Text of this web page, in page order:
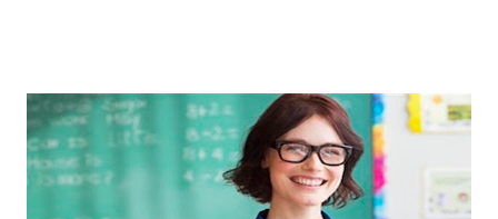
sempre as intervenções feitas para ações apresentadas,
isso ressalta trabalho. SUGESTÕES DE PALAVRAS E
EXPRESSÕES PARA USO EM RELATÓRIOS Você pensa Você
escreve O aluno não sabe O aluno não adquiriu os